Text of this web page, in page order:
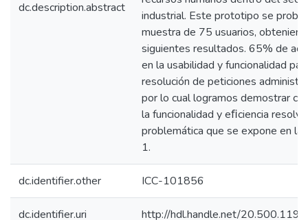
dc.description.abstract
industrial. Este prototipo se probó
muestra de 75 usuarios,
siguientes resultados. 65% de
en la usabilidad y funcionalidad
resolución de peticiones
por lo cual logramos demostrar
la funcionalidad y eﬁciencia
problemática que se expone en la
1.
dc.identifier.other ICC-101856
dc.identifier.uri http://hdl.handle.net/